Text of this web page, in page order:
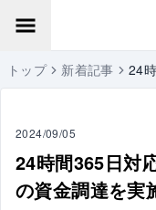
トップ 新着記事 24
2024/09/05
24時間365日対
の資金調達を実